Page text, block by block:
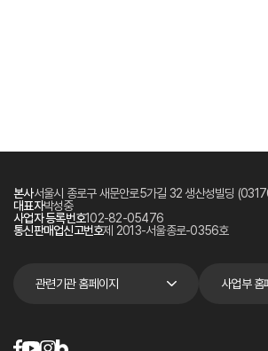
본사서울시 종로구 새문안로5가길 32 생산성빌딩
대표자박성중
사업자 등록번호102-82-05476
통신판매업신고번호제 2013-서울종로-0356호
관련기관 홈페이지 사업부 홈